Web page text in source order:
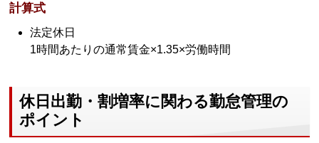
計算式
法定休日
1時間あたりの通常賃金×1.35×労働時間
休日出勤・割増率に関わる勤怠管理の
ポイント